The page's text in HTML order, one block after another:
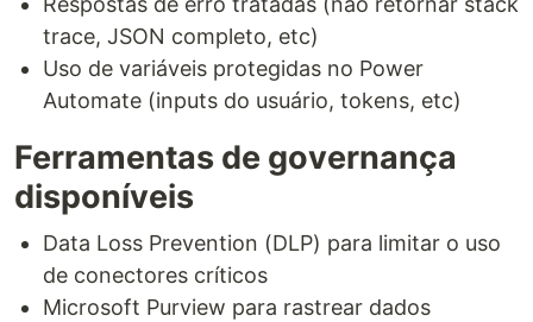
trace, JSON completo, etc)
Uso de variáveis protegidas no Power
Automate (inputs do usuário, tokens, etc)
Ferramentas de governança
disponíveis
Data Loss Prevention (DLP) para limitar o uso
de conectores críticos
Microsoft Purview para rastrear dados